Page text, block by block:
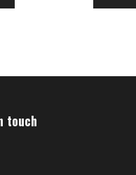
touch